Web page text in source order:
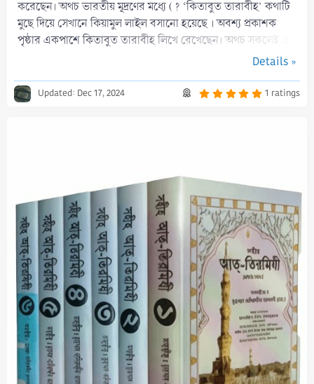
করেছেন। অথচ ভারতীয় মূদ্রণের মধ্যে (? ‘কিতাবুত তারাবীহ’ কথাটি
মুছে দিয়ে সেখানে কিয়ামুল লাইল বসানো হয়েছে । অবশ্য প্রকাশক
পৃষ্ঠার একপাশে কিতাবুত তারাবীহ লিখে রেখেছেন। অথচ সকলেই এ
Details »
Updated: Dec 17, 2024 51 ratings